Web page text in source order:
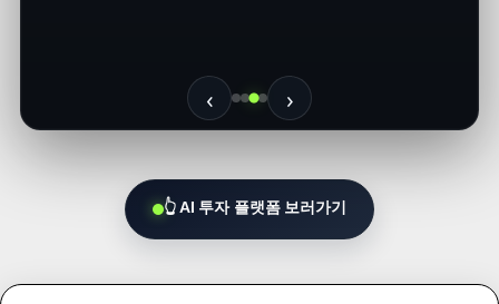
‹ ›
👆 AI 투자 플랫폼 보러가기